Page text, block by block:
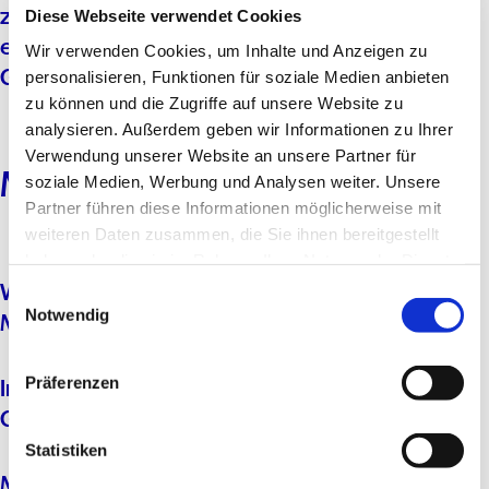
Diese Webseite verwendet Cookies
Wir verwenden Cookies, um Inhalte und Anzeigen zu
personalisieren, Funktionen für soziale Medien anbieten
zu können und die Zugriffe auf unsere Website zu
analysieren. Außerdem geben wir Informationen zu Ihrer
Verwendung unserer Website an unsere Partner für
soziale Medien, Werbung und Analysen weiter. Unsere
Partner führen diese Informationen möglicherweise mit
weiteren Daten zusammen, die Sie ihnen bereitgestellt
E
i
i
l
Notwendig
Präferenzen
Statistiken
Sachprämie
zurückgeschickt. Von wem erhalte ich
eine Gutschrift oder einen neuen
Gutschein?
MovieChoice
Wo kann ich den Status meines
MovieChoice Online-Gutscheins prüfen?
In welchen Kinos kann ich meinen
Gutschein einlösen?